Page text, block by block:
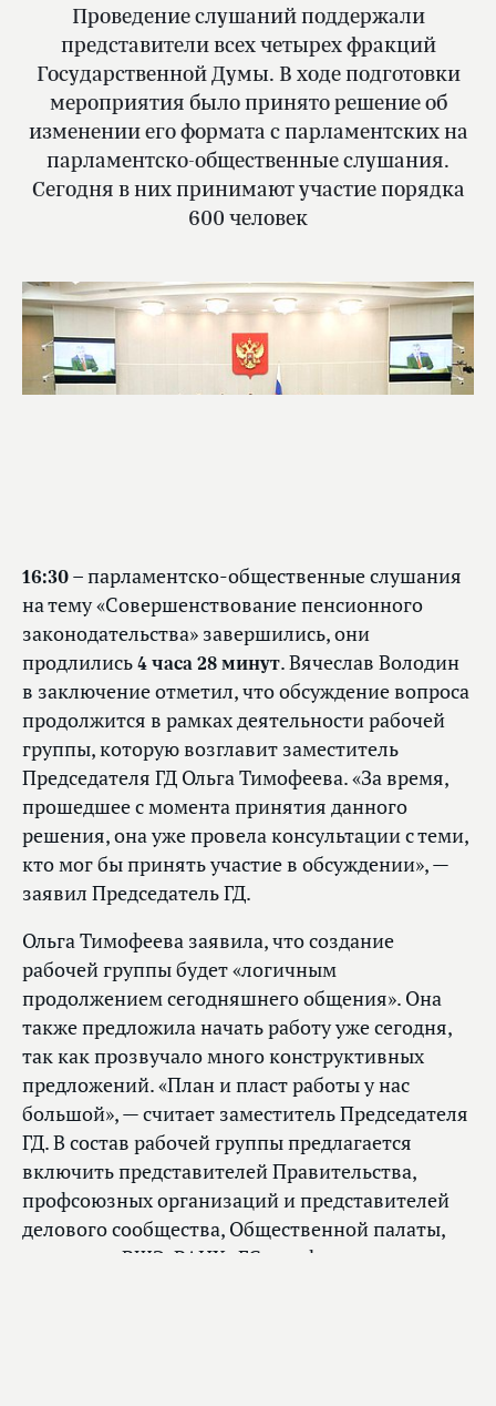
Проведение слушаний поддержали
представители всех четырех фракций
Государственной Думы. В ходе подготовки
мероприятия было принято решение об
изменении его формата с парламентских на
парламентско-общественные слушания.
Сегодня в них принимают участие порядка
600 человек
16:30– парламентско-общественные слушания
на тему «Совершенствование пенсионного
законодательства» завершились, они
продлились4 часа 28 минут. Вячеслав Володин
в заключение отметил, что обсуждение вопроса
продолжится в рамках деятельности рабочей
группы, которую возглавит заместитель
Председателя ГД Ольга Тимофеева. «За время,
прошедшее с момента принятия данного
решения, она уже провела консультации с теми,
кто мог бы принять участие в обсуждении», —
заявил Председатель ГД.
Ольга Тимофеева заявила, что создание
рабочей группы будет «логичным
продолжением сегодняшнего общения». Она
также предложила начать работу уже сегодня,
так как прозвучало много конструктивных
предложений. «План и пласт работы у нас
большой», — считает заместитель Председателя
ГД. В состав рабочей группы предлагается
включить представителей Правительства,
профсоюзных организаций и представителей
делового сообщества, Общественной палаты,
экспертов ВШЭ, РАНХиГС, профильных